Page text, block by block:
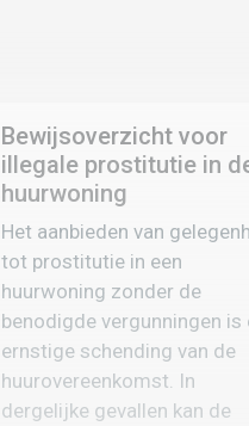
Bewijsoverzicht voor
illegale prostitutie in
huurwoning
Het aanbieden van
tot prostitutie in een
huurwoning zonder de
benodigde vergunningen is
ernstige schending van de
huurovereenkomst. In
dergelijke gevallen kan de